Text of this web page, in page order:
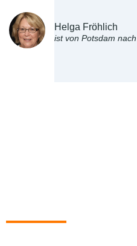
Helga Fröhlich
ist von Potsdam